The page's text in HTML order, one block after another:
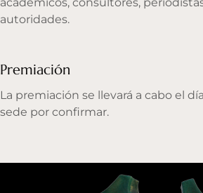
autoridades.
Premiación
La premiación se llevará a cabo el
sede por confirmar.